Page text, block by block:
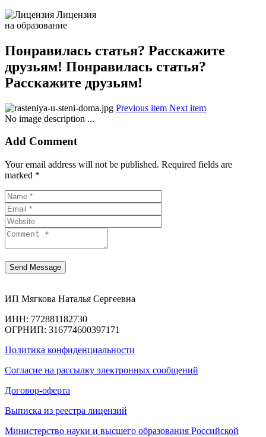
Лицензия
на образование
Понравилась статья? Расскажите
друзьям! Понравилась статья?
Расскажите друзьям!
Previous item Next item
No image description ...
Add Comment
Your email address will not be published. Required fields are
marked *
ИП Мягкова Наталья Сергеевна
ИНН: 772881182730
ОГРНИП: 316774600397171
Политика конфиденциальности
Согласие на рассылку электронных сообщений
Договор-оферта
Выписка из реестра лицензий
Министерство науки и высшего образования Российской